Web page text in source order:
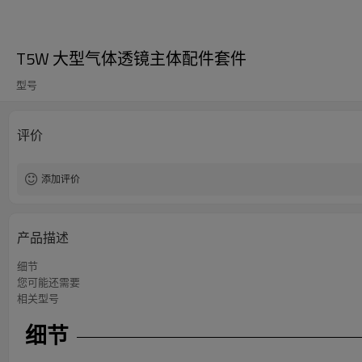
T5W 大型气体透镜主体配件套件
型号
评价
添加评价
产品描述
细节
您可能还需要
相关型号
细节